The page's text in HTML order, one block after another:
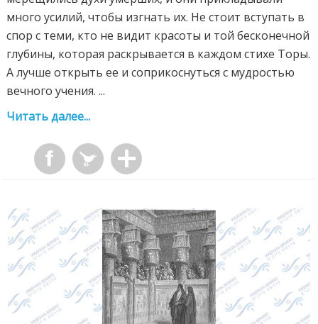
много усилий, чтобы изгнать их. Не стоит вступать в
спор с теми, кто не видит красоты и той бесконечной
глубины, которая раскрывается в каждом стихе Торы.
А лучше открыть ее и соприкоснуться с мудростью
вечного учения. ...
Читать далее...